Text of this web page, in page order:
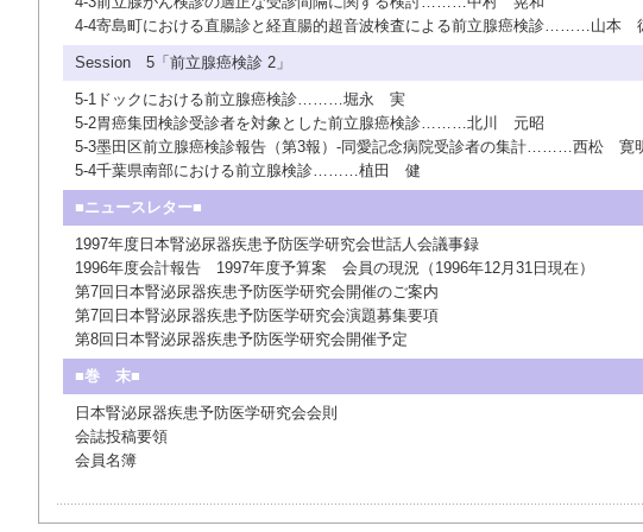
4-4寄島町における直腸診と経直腸的超音波検査による前立腺癌検診………山本
Session 5「前立腺癌検診 2」
5-1ドックにおける前立腺癌検診………堀永 実
5-2胃癌集団検診受診者を対象とした前立腺癌検診………北川 元昭
5-3墨田区前立腺癌検診報告（第3報）-同愛記念病院受診者の集計………西松 寛
5-4千葉県南部における前立腺検診………植田 健
■ニュースレター■
1997年度日本腎泌尿器疾患予防医学研究会世話人会議事録
1996年度会計報告 1997年度予算案 会員の現況（1996年12月31日現在）
第7回日本腎泌尿器疾患予防医学研究会開催のご案内
第7回日本腎泌尿器疾患予防医学研究会演題募集要項
第8回日本腎泌尿器疾患予防医学研究会開催予定
■巻 末■
日本腎泌尿器疾患予防医学研究会会則
会誌投稿要領
会員名簿